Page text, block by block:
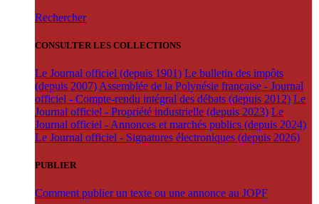
Rechercher
CONSULTER LES COLLECTIONS
Le Journal officiel (depuis 1901) Le bulletin des impôts
(depuis 2007) Assemblée de la Polynésie française - Journal
officiel - Compte-rendu intégral des débats (depuis 2012) Le
Journal officiel - Propriété industrielle (depuis 2023) Le
Journal officiel - Annonces et marchés publics (depuis 2024)
Le Journal officiel - Signatures électroniques (depuis 2026)
PUBLIER
Comment publier un texte ou une annonce au JOPF